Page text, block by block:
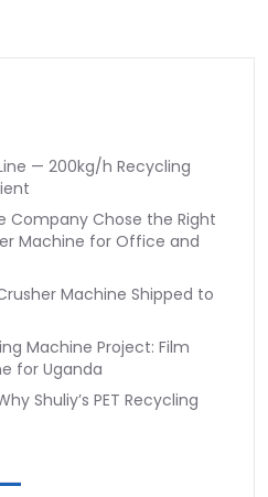
— 200kg/h Recycling
Company Chose the Right
Machine for Office and
Machine Shipped to
Machine Project: Film
for Uganda
Shuliy’s PET Recycling